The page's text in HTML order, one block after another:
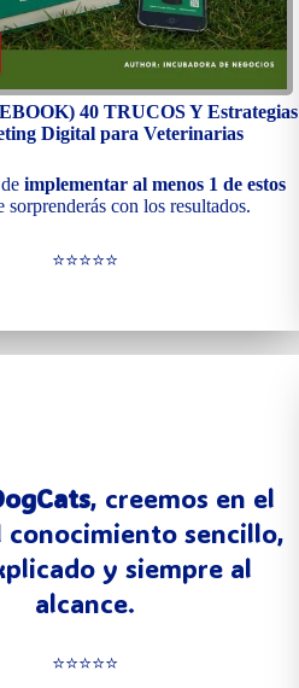
40 TRUCOS Y Estrategias
Digital para Veterinarias
implementar al menos 1 de estos
sorprenderás con los resultados.
⭐⭐⭐⭐⭐
, creemos en el
conocimiento sencillo,
y siempre al
alcance.
⭐⭐⭐⭐⭐